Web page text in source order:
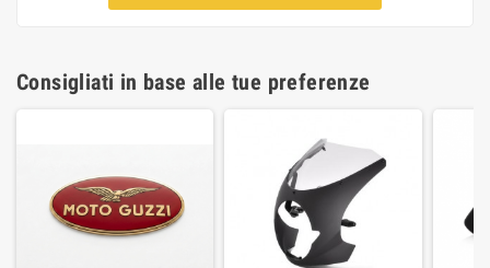
Consigliati in base alle tue preferenze